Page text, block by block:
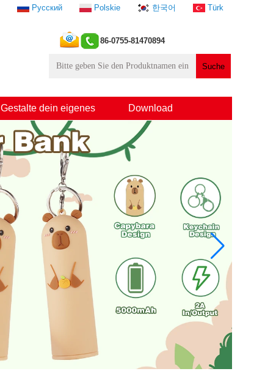
86-0755-81470894
Русский Polskie 한국어 Türk
Gestalte dein eigenes Download